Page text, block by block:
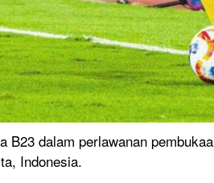
dalam perlawanan
Indonesia.